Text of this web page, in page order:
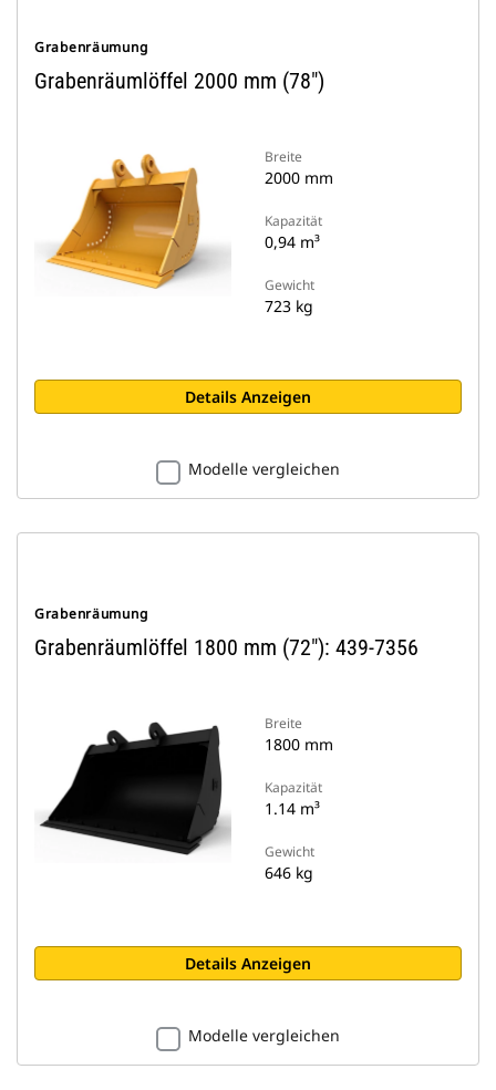
Grabenräumung
Grabenräumlöffel 2000 mm (78")
Breite
2000 mm
Kapazität
0,94 m³
Gewicht
723 kg
Details Anzeigen
Modelle vergleichen
Grabenräumung
Grabenräumlöffel 1800 mm (72"): 439-7356
Breite
1800 mm
Kapazität
1.14 m³
Gewicht
646 kg
Details Anzeigen
Modelle vergleichen